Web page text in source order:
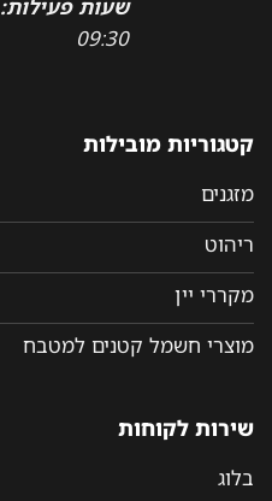
שעות פעילות:
09:30
קטגוריות מובילות
מזגנים
ריהוט
מקררי יין
מוצרי חשמל קטנים למטבח
שירות לקוחות
בלוג